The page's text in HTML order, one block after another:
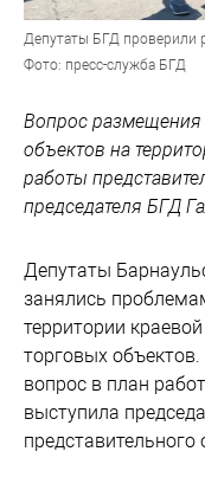
Депутаты БГД проверили
Фото: пресс-служба БГД
Вопрос размещения
объектов на
работы
председателя БГД
Депутаты
занялись
территории
торговых
вопрос в план
выступила